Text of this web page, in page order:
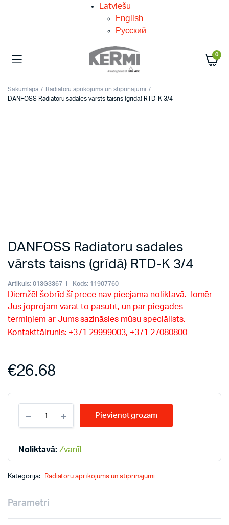
Latviešu
English
Русский
0
Sākumlapa
Radiatoru aprīkojums un stiprinājumi
DANFOSS Radiatoru sadales vārsts taisns (grīdā) RTD-K 3/4
DANFOSS Radiatoru sadales
vārsts taisns (grīdā) RTD-K 3/4
Artikuls: 013G3367 Kods: 11907760
Diemžēl šobrīd šī prece nav pieejama noliktavā. Tomēr
Jūs joprojām varat to pasūtīt, un par piegādes
termiņiem ar Jums sazināsies mūsu speciālists.
Kontakttālrunis: +371 29999003, +371 27080800
€26.68
Radiatoru
sadales
taisns
K
Pievienot grozam
Noliktavā: Zvanīt
Kategorija: Radiatoru aprīkojums un stiprinājumi
Parametri